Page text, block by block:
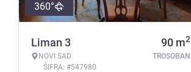
360°
Liman 3
NOVI SAD
ŠIFRA: #547980
90 m2
TROSOBAN